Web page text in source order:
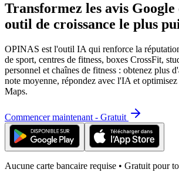
Transformez les avis Google
outil de croissance le plus
OPINAS est l'outil IA qui renforce la
de sport, centres de fitness, boxes CrossFit,
personnel et chaînes de fitness : obtenez plus
note moyenne, répondez avec l'IA et
Maps.
Commencer maintenant - Gratuit
Aucune carte bancaire requise • Gratuit pour